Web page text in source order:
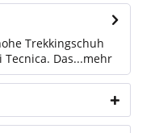
Trekkingschuh
Das...mehr